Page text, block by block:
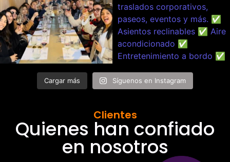
Cargar más Síguenos en Instagram
Clientes
Quienes han confiado
en nosotros